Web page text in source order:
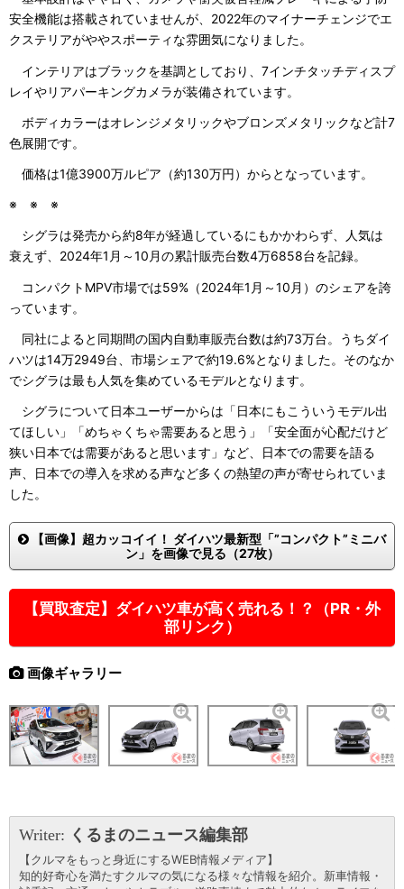
安全機能は搭載されていませんが、2022年のマイナーチェンジでエ
クステリアがややスポーティな雰囲気になりました。
インテリアはブラックを基調としており、7インチタッチディスプ
レイやリアパーキングカメラが装備されています。
ボディカラーはオレンジメタリックやブロンズメタリックなど計7
色展開です。
価格は1億3900万ルピア（約130万円）からとなっています。
※ ※ ※
シグラは発売から約8年が経過しているにもかかわらず、人気は
衰えず、2024年1月～10月の累計販売台数4万6858台を記録。
コンパクトMPV市場では59%（2024年1月～10月）のシェアを誇
っています。
同社によると同期間の国内自動車販売台数は約73万台。うちダイ
ハツは14万2949台、市場シェアで約19.6%となりました。そのなか
でシグラは最も人気を集めているモデルとなります。
シグラについて日本ユーザーからは「日本にもこういうモデル出
てほしい」「めちゃくちゃ需要あると思う」「安全面が心配だけど
狭い日本では需要があると思います」など、日本での需要を語る
声、日本での導入を求める声など多くの熱望の声が寄せられていま
した。
【画像】超カッコイイ！ ダイハツ最新型「”コンパクト”ミニバ
ン」を画像で見る（27枚）
【買取査定】ダイハツ車が高く売れる！？（PR・外
部リンク）
画像ギャラリー
Writer: くるまのニュース編集部
【クルマをもっと身近にするWEB情報メディア】
知的好奇心を満たすクルマの気になる様々な情報を紹介。新車情報・